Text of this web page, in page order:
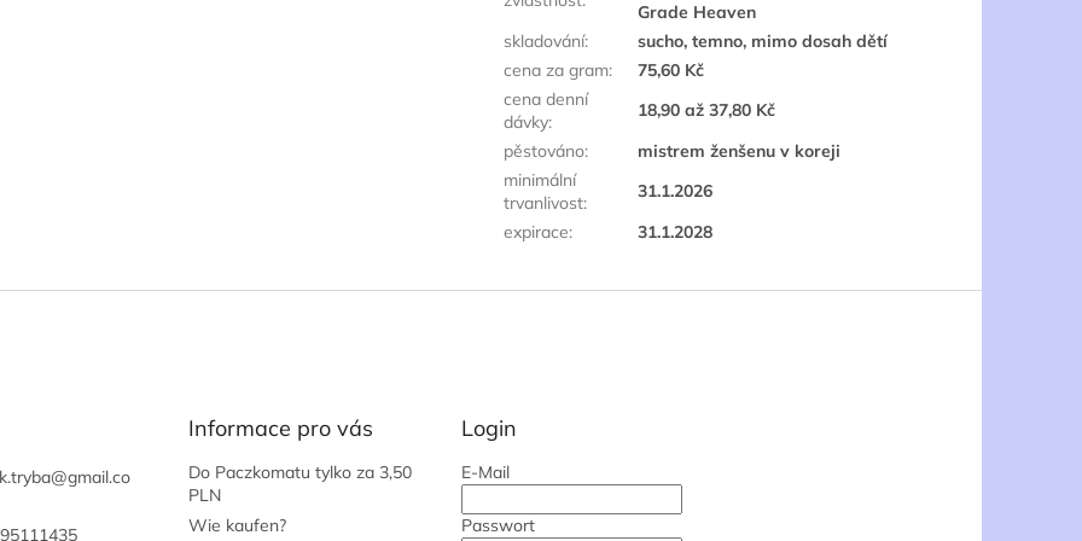
Grade Heaven
skladování:
sucho, temno, mimo dosah dětí
cena za gram:
75,60 Kč
cena denní
dávky:
18,90 až 37,80 Kč
pěstováno:
mistrem ženšenu v koreji
minimální
trvanlivost:
31.1.2026
expirace: 31.1.2028
@gmail.co
Informace pro vás
Do Paczkomatu tylko za 3,50
PLN
Wie kaufen?
Login
E-Mail
Passwort